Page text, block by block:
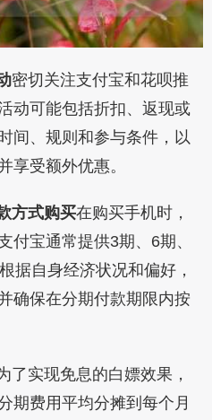
密切关注支付宝和花呗推
动可能包括折扣、返现或
间、规则和参与条件，以
享受额外优惠。
方式购买在购买手机时，
付宝通常提供3期、6期、
据自身经济状况和偏好，
确保在分期付款期限内按
了实现免息的白嫖效果，
期费用平均分摊到每个月